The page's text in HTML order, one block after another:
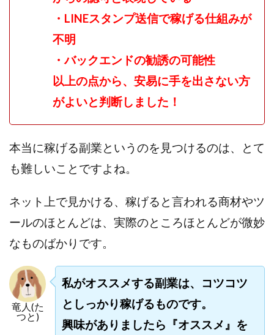
・LINEスタンプ送信で稼げる仕組みが
不明
・バックエンドの勧誘の可能性
以上の点から、安易に手を出さない方
がよいと判断しました！
本当に稼げる副業というのを見つけるのは、とて
も難しいことですよね。
ネット上で見かける、稼げると言われる商材やツ
ールのほとんどは、実際のところほとんどが微妙
なものばかりです。
竜人(た
つと)
私がオススメする副業は、コツコツ
としっかり稼げるものです。
興味がありましたら『オススメ』を
ライフデザイン出版合同会社
らくらくできるスマホ副業
リッチ ギャザリング
ワークスフランチャイジーオフィス
ワークホップ(Work Hop)
ワールドリユースシステム
マネーの湖
マックス岩井
なし
フェールNaviシステム
ニューイヤーパラダイス
ネオナビ
ネオナビ 我有洋哉
ハイブリッド・トレード・アカデミア
はじめての資産運用
ハピネスサロン
マスターピース(MASTER PIECE)
フォリオJP(Folio)
プラチナメソッド2024
ブラックサタン(Black Satan)
フラットワーク
フリー株式会社
フルーツ(スマホをタップするだけ!?)
ホーム合同会社